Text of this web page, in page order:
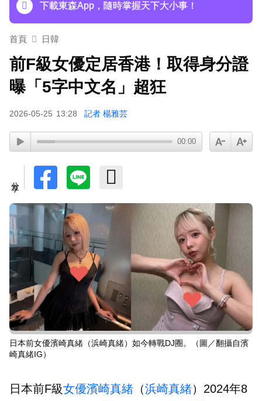
下載東森App，隨時掌握天下大小事！
首頁 日韓
前F級女優定居香港！取得身分證
曝「5字中文名」超狂
2026-05-25 13:28 記者 楊雅芸
00:00
日本前女優濱崎真緒（浜崎真緒）如今轉戰DJ圈。（圖／翻攝自濱
崎真緒IG）
日本前F級女優濱崎真緒 （浜崎真緒）2024年8